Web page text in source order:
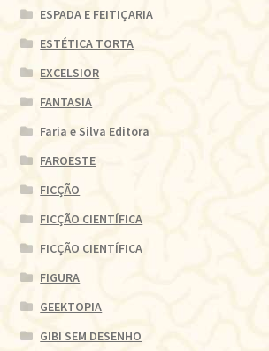
ESPADA E FEITIÇARIA
ESTÉTICA TORTA
EXCELSIOR
FANTASIA
Faria e Silva Editora
FAROESTE
FICÇÃO
FICÇÃO CIENTÍFICA
FICÇÃO CIENTÍFICA
FIGURA
GEEKTOPIA
GIBI SEM DESENHO